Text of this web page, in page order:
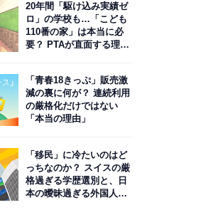
20年間「駆け込み実績ゼ
ロ」の学校も…「こども
110番の家」は本当に必
要？ PTAが直面する理想
「青春18きっぷ」販売激
減の裏に何が？ 連続利用
の厳格化だけではない
「本当の理由」
「移民」に冷たいのはど
っちなのか？ スイスの厳
格過ぎる学歴選別と、日
本の曖昧過ぎる外国人政